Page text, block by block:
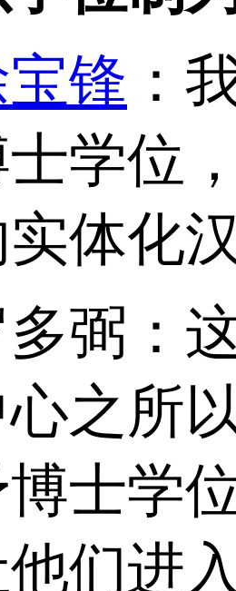
锋 ：
学位
体化
：这
之所
士学
们进